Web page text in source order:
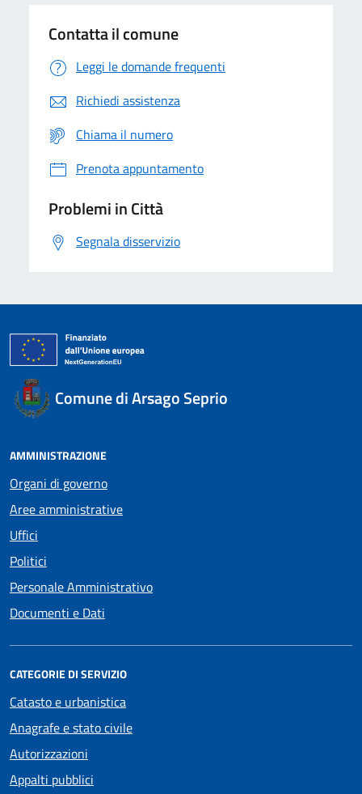
Contatta il comune
Leggi le domande frequenti
Richiedi assistenza
Chiama il numero
Prenota appuntamento
Problemi in Città
Segnala disservizio
Comune di Arsago Seprio
AMMINISTRAZIONE
Organi di governo
Aree amministrative
Uffici
Politici
Personale Amministrativo
Documenti e Dati
CATEGORIE DI SERVIZIO
Catasto e urbanistica
Anagrafe e stato civile
Autorizzazioni
Appalti pubblici